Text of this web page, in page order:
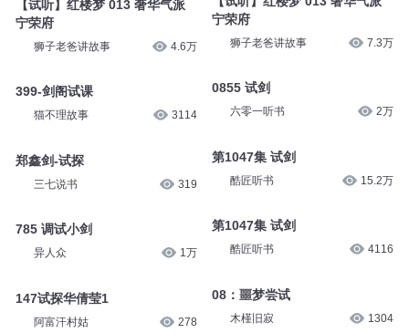
【试听】红楼梦 013 奢华气派
宁荣府
狮子老爸讲故事 4.6万
399-剑阁试课
猫不理故事 3114
郑鑫剑-试探
三七说书 319
785 调试小剑
异人众 1万
147试探华倩莹1
阿富汗村姑 278
宁荣府
狮子老爸讲故事 7.3万
0855 试剑
六零一听书 2万
第1047集 试剑
酷匠听书 15.2万
第1047集 试剑
酷匠听书 4116
08：噩梦尝试
木槿旧寂 1304